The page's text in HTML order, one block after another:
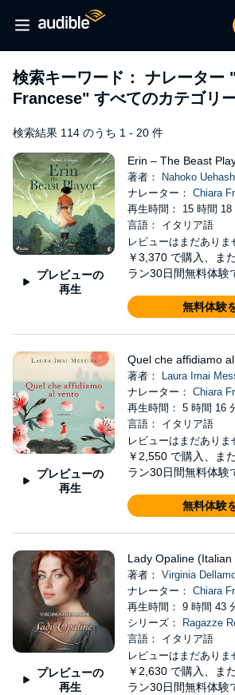
検索キーワード： ナレーター
Francese" すべてのカテゴリ
検索結果 114 のうち 1 - 20 件
プレビューの
再生
Erin – The Beast
著者：
Nahoko
ナレーター： Chiara
再生時間： 15 時間 18
言語： イタリア語
レビューはまだありま
￥3,370 で購入、ま
ラン30日間無料体験
無料体験
プレビューの
再生
Quel che affidiamo
著者：
Laura Imai
ナレーター： Chiara
再生時間： 5 時間 16
言語： イタリア語
レビューはまだありま
￥2,550 で購入、ま
ラン30日間無料体験
無料体験
プレビューの
再生
Lady Opaline (Italian
著者： Virginia
ナレーター： Chiara
再生時間： 9 時間 43
シリーズ：
Ragazze
言語： イタリア語
レビューはまだありま
￥2,630 で購入、ま
ラン30日間無料体験